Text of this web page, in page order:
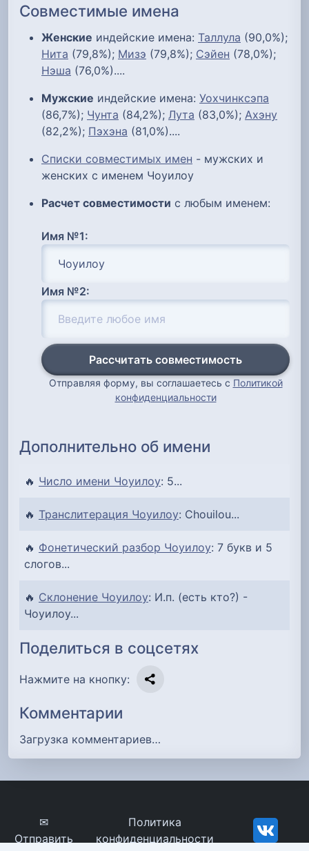
Совместимые имена
Женские индейские имена: Таллула (90,0%);
Нита (79,8%); Мизэ (79,8%); Сэйен (78,0%);
Нэша (76,0%)....
Мужские индейские имена: Уохчинксэпа
(86,7%); Чунта (84,2%); Лута (83,0%); Ахэну
(82,2%); Пэхэна (81,0%)....
Списки совместимых имен - мужских и
женских с именем Чоуилоу
Расчет совместимости с любым именем:
Имя №1:
Имя №2:
Рассчитать совместимость
Отправляя форму, вы соглашаетесь с Политикой
конфиденциальности
Дополнительно об имени
🔥 Число имени Чоуилоу: 5...
🔥 Транслитерация Чоуилоу: Chouilou...
🔥 Фонетический разбор Чоуилоу: 7 букв и 5
слогов...
🔥 Склонение Чоуилоу: И.п. (есть кто?) -
Чоуилоу...
Поделиться в соцсетях
Нажмите на кнопку:
Комментарии
Загрузка комментариев…
✉
Отправить
Политика
конфиденциальности